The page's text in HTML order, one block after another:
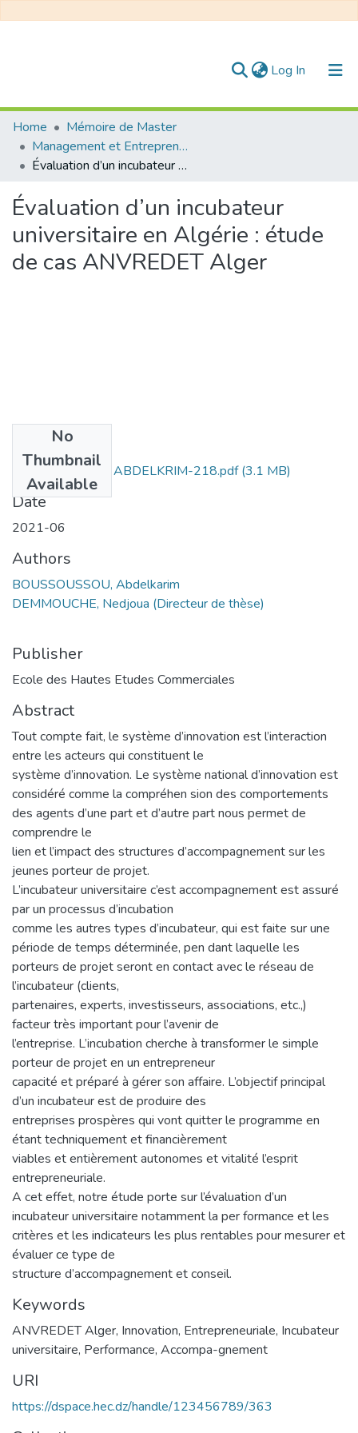
Log In (current)
Communities & Collections
All of DSpace
Home
Mémoire de Master
Management et Entrepreneuriat
Évaluation d’un incubateur universitaire en Algérie : étude de cas ANVREDET Alger
Évaluation d’un incubateur
universitaire en Algérie : étude
de cas ANVREDET Alger
No
Thumbnail
Available
BOUSSOUSSOU ABDELKRIM-218.pdf(3.1 MB)
Date
2021-06
Authors
BOUSSOUSSOU, Abdelkarim
DEMMOUCHE, Nedjoua (Directeur de thèse)
Publisher
Ecole des Hautes Etudes Commerciales
Abstract
Tout compte fait, le système d’innovation est l’interaction
entre les acteurs qui constituent le
système d’innovation. Le système national d’innovation est
considéré comme la compréhen sion des comportements
des agents d’une part et d’autre part nous permet de
comprendre le
lien et l’impact des structures d’accompagnement sur les
jeunes porteur de projet.
L’incubateur universitaire c’est accompagnement est assuré
par un processus d’incubation
comme les autres types d’incubateur, qui est faite sur une
période de temps déterminée, pen dant laquelle les
porteurs de projet seront en contact avec le réseau de
l’incubateur (clients,
partenaires, experts, investisseurs, associations, etc.,)
facteur très important pour l’avenir de
l’entreprise. L’incubation cherche à transformer le simple
porteur de projet en un entrepreneur
capacité et préparé à gérer son affaire. L’objectif principal
d’un incubateur est de produire des
entreprises prospères qui vont quitter le programme en
étant techniquement et financièrement
viables et entièrement autonomes et vitalité l’esprit
entrepreneuriale.
A cet effet, notre étude porte sur l’évaluation d’un
incubateur universitaire notamment la per formance et les
critères et les indicateurs les plus rentables pour mesurer et
évaluer ce type de
structure d’accompagnement et conseil.
Keywords
ANVREDET Alger, Innovation, Entrepreneuriale, Incubateur
universitaire, Performance, Accompa-gnement
URI
https://dspace.hec.dz/handle/123456789/363